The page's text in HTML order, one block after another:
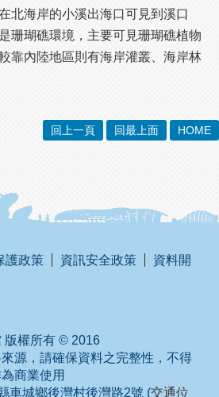
北海岸的小溪出海口可見到溪口
珊瑚礁環境，主要可見珊瑚礁植物
靠內陸地區則有海岸灌叢、海岸林
回上一頁 回最上面 HOME
護政策 資訊安全政策
資料開
版權所有 © 2016
源，請確保資料之完整性，不得
商業使用
車城鄉後灣村後灣路2號 (交通位